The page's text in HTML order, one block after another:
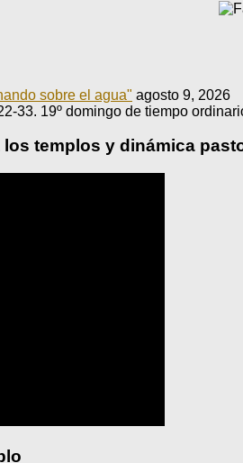
sobre el agua" agosto 9, 2026
33. 19º domingo de tiempo
templos y dinámica